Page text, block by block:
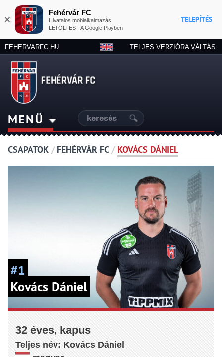
×
Fehérvár FC
Hivatalos mobialkalmazás
LETÖLTÉS - A Google Playben
TELEPÍTÉS
FEHERVARFC.HU TELJES VERZIÓRA VÁLTÁS
MENÜ
CSAPATOK / FEHÉRVÁR FC / KOVÁCS DÁNIEL
#1
Kovács Dániel
32 éves, kapus
Teljes név: Kovács Dániel